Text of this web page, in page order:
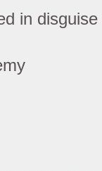
in disguise